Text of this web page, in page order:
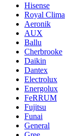
Hisense
Royal Clima
Aeronik
AUX
Ballu
Cherbrooke
Daikin
Dantex
Electrolux
Energolux
FeRRUM
Fujitsu
Funai
General